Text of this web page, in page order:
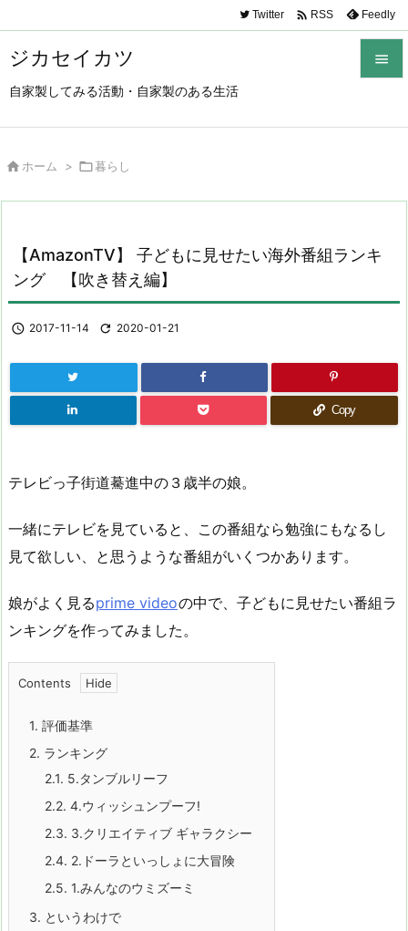
ジカセイカツ
自家製してみる活動・自家製のある生活

次へ
検索
Twitter  RSS Feedly
 ホーム > 暮らし
【AmazonTV】 子どもに見せたい海外番組ランキ
ング 【吹き替え編】
 2017-11-14  2020-01-21
Copy
テレビっ子街道驀進中の３歳半の娘。
一緒にテレビを見ていると、この番組なら勉強にもなるし
見て欲しい、と思うような番組がいくつかあります。
娘がよく見るprime videoの中で、子どもに見せたい番組ラ
ンキングを作ってみました。
Contents
1. 評価基準
2. ランキング
2.1. 5.タンブルリーフ
2.2. 4.ウィッシュンプーフ!
2.3. 3.クリエイティブ ギャラクシー
2.4. 2.ドーラといっしょに大冒険
2.5. 1.みんなのウミズーミ
3. というわけで